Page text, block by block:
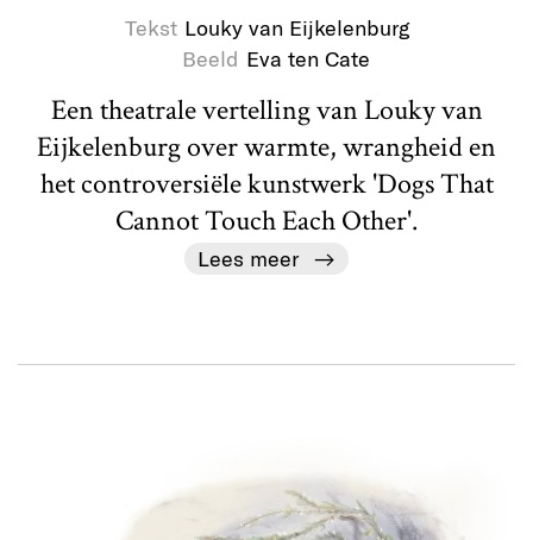
Tekst Louky van Eijkelenburg
Beeld Eva ten Cate
Een theatrale vertelling van Louky van
Eijkelenburg over warmte, wrangheid en
het controversiële kunstwerk 'Dogs That
Cannot Touch Each Other'.
Lees meer